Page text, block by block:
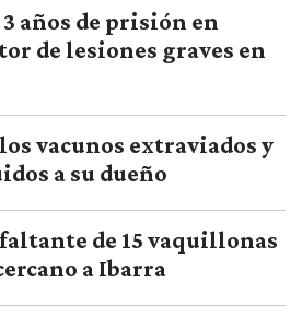
años de prisión en
de lesiones graves en
vacunos extraviados y
a su dueño
de 15 vaquillonas
a Ibarra